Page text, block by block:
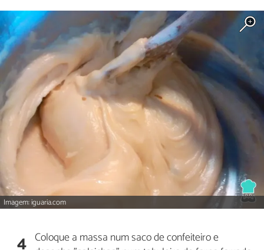
Imagem: iguaria.com
4 Coloque a massa num saco de confeiteiro e